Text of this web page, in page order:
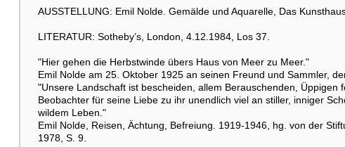
Raumbeispiel
AUSSTELLUNG: Emil Nolde. Gemälde und Aquarelle, Das
LITERATUR: Sotheby’s, London, 4.12.1984, Los 37.
"Hier gehen die Herbstwinde übers Haus von Meer zu Meer."
Emil Nolde am 25. Oktober 1925 an seinen Freund und Sammler,
"Unsere Landschaft ist bescheiden, allem Berauschenden, Üppigen
Beobachter für seine Liebe zu ihr unendlich viel an stiller, inniger
wildem Leben."
Emil Nolde, Reisen, Ächtung, Befreiung. 1919-1946, hg. von der
1978, S. 9.